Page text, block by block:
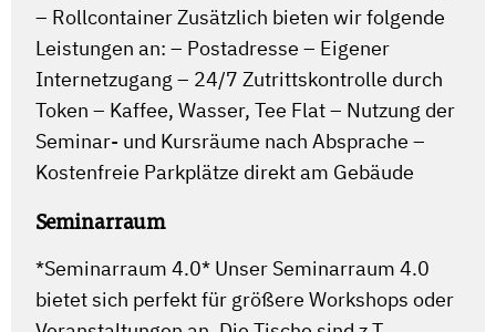
– Rollcontainer Zusätzlich bieten wir folgende
Leistungen an: – Postadresse – Eigener
Internetzugang – 24/7 Zutrittskontrolle durch
Token – Kaffee, Wasser, Tee Flat – Nutzung der
Seminar- und Kursräume nach Absprache –
Kostenfreie Parkplätze direkt am Gebäude
Seminarraum
*Seminarraum 4.0* Unser Seminarraum 4.0
bietet sich perfekt für größere Workshops oder